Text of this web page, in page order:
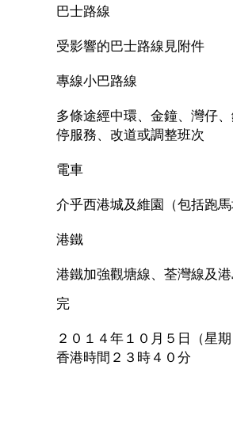
巴士路線
受影響的巴士路線見附件
專線小巴路線
多條途經中環、金鐘、灣仔
停服務、改道或調整班次
電車
介乎西港城及維園（包括跑
港鐵
港鐵加強觀塘線、荃灣線及
完
２０１４年１０月５日（星
香港時間２３時４０分